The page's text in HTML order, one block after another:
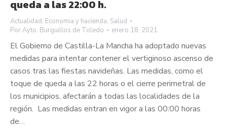
queda a las 22:00 h.
Actualidad, Economia y hacienda, Salud
PorAyto. Burguillos de Toledo enero 18, 2021
El Gobierno de Castilla-La Mancha ha adoptado nuevas
medidas para intentar contener el vertiginoso ascenso de
casos tras las fiestas navideñas. Las medidas, como el
toque de queda a las 22 horas o el cierre perimetral de
los municipios, afectarán a todas las localidades de la
región. Las medidas entran en vigor a las 00:00 horas
de…